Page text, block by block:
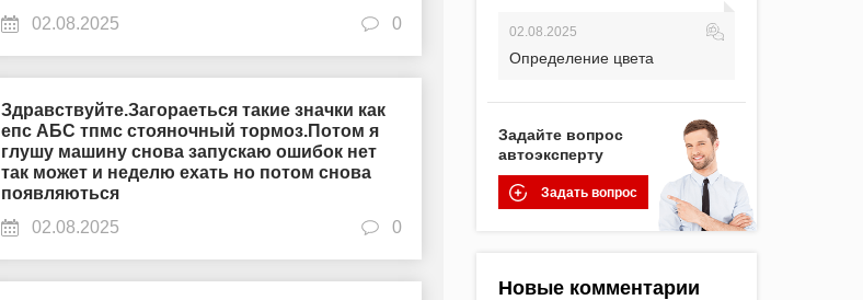
02.08.2025
0
Здравствуйте.Загораеться такие значки как
епс АБС тпмс стояночный тормоз.Потом я
глушу машину снова запускаю ошибок нет
так может и неделю ехать но потом снова
появляються
02.08.2025
0
02.08.2025
Определение цвета
Задайте вопрос
автоэксперту
Задать вопрос
Новые комментарии